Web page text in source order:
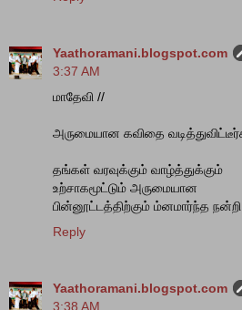
Yaathoramani.blogspot.com
3:37 AM
மாதேவி //
அருமையான கவிதை
தங்கள் வரவுக்கும் வாழ்த்துக்கும்
உற்சாகமூட்டும் அருமையான
பின்னூட்டத்திற்கும் ம்னமார்ந்த நன்றி
Reply
Yaathoramani.blogspot.com
3:38 AM